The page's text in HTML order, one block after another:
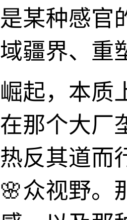
某种感官
疆界、重
起，本质
那个大厂
反其道而
众视野。